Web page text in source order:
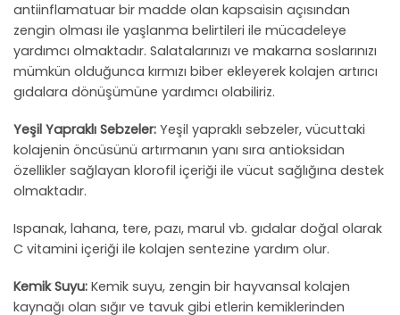
antiinflamatuar bir madde olan kapsaisin açısından
zengin olması ile yaşlanma belirtileri ile mücadeleye
yardımcı olmaktadır. Salatalarınızı ve makarna soslarınızı
mümkün olduğunca kırmızı biber ekleyerek kolajen artırıcı
gıdalara dönüşümüne yardımcı olabiliriz.
Yeşil Yapraklı Sebzeler: Yeşil yapraklı sebzeler, vücuttaki
kolajenin öncüsünü artırmanın yanı sıra antioksidan
özellikler sağlayan klorofil içeriği ile vücut sağlığına destek
olmaktadır.
Ispanak, lahana, tere, pazı, marul vb. gıdalar doğal olarak
C vitamini içeriği ile kolajen sentezine yardım olur.
Kemik Suyu: Kemik suyu, zengin bir hayvansal kolajen
kaynağı olan sığır ve tavuk gibi etlerin kemiklerinden